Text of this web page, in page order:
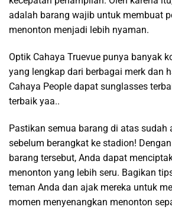
adalah barang wajib untuk membuat
menonton menjadi lebih nyaman.
Optik Cahaya Truevue punya banyak
yang lengkap dari berbagai merk dan
Cahaya People dapat sunglasses
terbaik yaa..
Pastikan semua barang di atas sudah
sebelum berangkat ke stadion!
barang tersebut, Anda dapat
menonton yang lebih seru. Bagikan
teman Anda dan ajak mereka untuk
momen menyenangkan menonton